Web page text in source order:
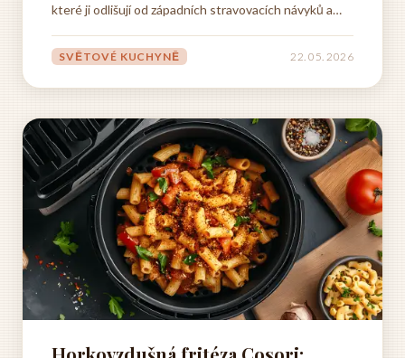
které ji odlišují od západních stravovacích návyků a
Základem této filozofie je harmonie mezi jednotlivými
SVĚTOVÉ KUCHYNĚ 22. 05. 2026